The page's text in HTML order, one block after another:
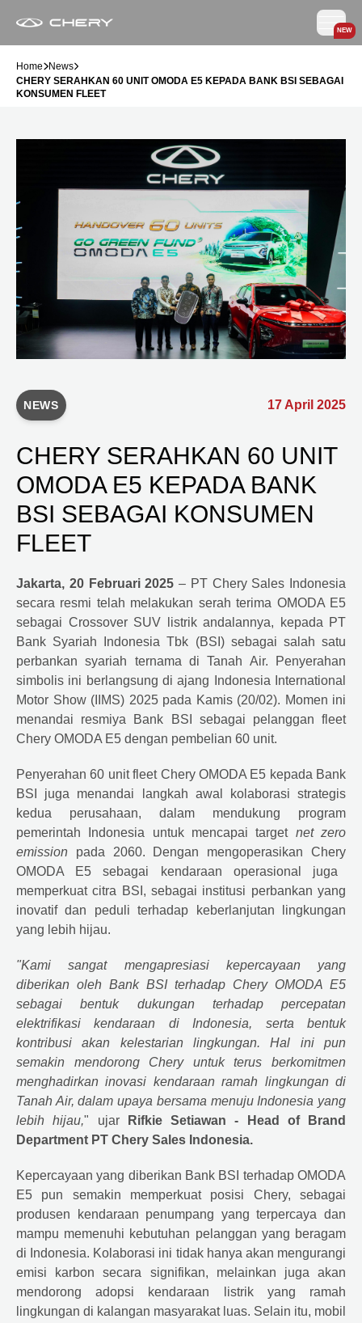
NEW
Home News
CHERY SERAHKAN 60 UNIT OMODA E5 KEPADA BANK BSI SEBAGAI
KONSUMEN FLEET
NEWS 17 April 2025
CHERY SERAHKAN 60 UNIT
OMODA E5 KEPADA BANK
BSI SEBAGAI KONSUMEN
FLEET
Jakarta, 20 Februari 2025 – PT CherySales Indonesia
secara resmi telah melakukan serah terima OMODA E5
sebagai Crossover SUV listrik andalannya, kepada PT
Bank Syariah Indonesia Tbk (BSI) sebagai salah satu
perbankan syariah ternama di Tanah Air. Penyerahan
simbolis ini berlangsung di ajang Indonesia International
Motor Show (IIMS) 2025 pada Kamis (20/02). Momen ini
menandai resmiya Bank BSI sebagai pelanggan fleet
Chery OMODA E5 dengan pembelian 60 unit.
Penyerahan 60 unit fleet CheryOMODA E5 kepada Bank
BSI juga menandai langkah awal kolaborasi strategis
kedua perusahaan, dalam mendukung program
pemerintah Indonesia untuk mencapai targetnet zero
emission pada 2060. Dengan mengoperasikan Chery
OMODA E5 sebagai kendaraan operasional juga
memperkuat citra BSI, sebagai institusi perbankan yang
inovatif dan peduli terhadap keberlanjutan lingkungan
yang lebih hijau.
"Kami sangat mengapresiasi kepercayaan yang
diberikan oleh Bank BSI terhadap CheryOMODA E5
sebagai bentuk dukungan terhadap percepatan
elektrifikasi kendaraan di Indonesia, serta bentuk
kontribusi akan kelestarian lingkungan. Hal ini pun
semakin mendorong Cheryuntuk terus berkomitmen
menghadirkan inovasi kendaraan ramah lingkungan di
Tanah Air, dalam upaya bersama menuju Indonesia yang
lebih hijau," ujar
Rifkie Setiawan - Head of Brand
Department PT Chery Sales Indonesia.
Kepercayaan yang diberikan Bank BSI terhadap OMODA
E5 pun semakin memperkuat posisi Chery, sebagai
produsen kendaraan penumpang yang terpercaya dan
mampu memenuhi kebutuhan pelanggan yang beragam
di Indonesia. Kolaborasi ini tidak hanya akan mengurangi
emisi karbon secara signifikan, melainkan juga akan
mendorong adopsi kendaraan listrik yang ramah
lingkungan di kalangan masyarakat luas. Selain itu, mobil